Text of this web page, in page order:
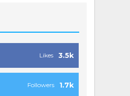
3.5k
Likes
1.7k
Followers